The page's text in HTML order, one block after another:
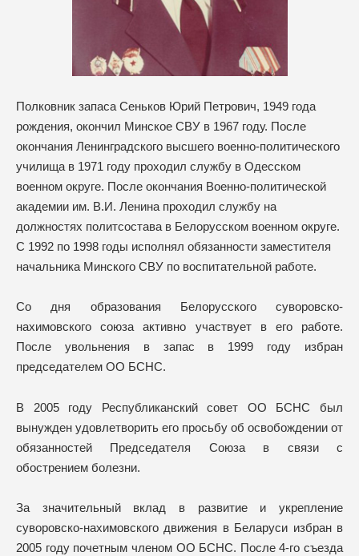
Полковник запаса Сеньков Юрий Петрович, 1949 года
рождения, окончил Минское СВУ в 1967 году. После
окончания Ленинградского высшего военно-политического
училища в 1971 году проходил службу в Одесском
военном округе. После окончания Военно-политической
академии им. В.И. Ленина проходил службу на
должностях политсостава в Белорусском военном округе.
С 1992 по 1998 годы исполнял обязанности заместителя
начальника Минского СВУ по воспитательной работе.
Со дня образования Белорусского суворовско-
нахимовского союза активно участвует в его работе.
После увольнения в запас в 1999 году избран
председателем ОО БСНС.
В 2005 году Республиканский совет ОО БСНС был
вынужден удовлетворить его просьбу об освобождении от
обязанностей Председателя Союза в связи с
обострением болезни.
За значительный вклад в развитие и укрепление
суворовско-нахимовского движения в Беларуси избран в
2005 году почетным членом ОО БСНС. После 4-го съезда